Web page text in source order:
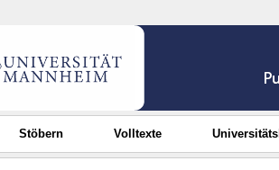
Stöbern Volltexte